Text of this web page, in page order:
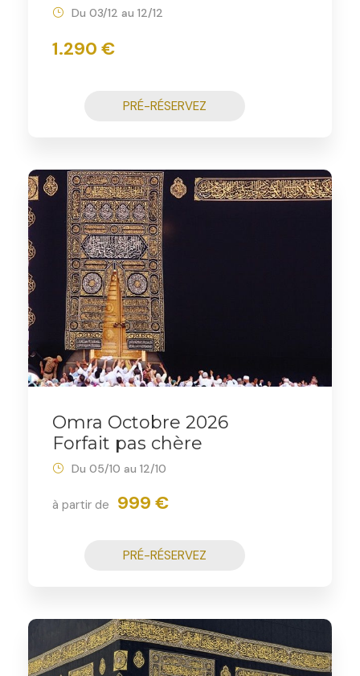
1.290 €
Du 03/12 au 12/12
PRÉ-RÉSERVEZ
Omra Octobre 2026
Forfait pas chère
à partir de 999 €
Du 05/10 au 12/10
PRÉ-RÉSERVEZ